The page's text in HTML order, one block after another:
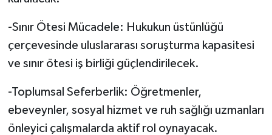
-Sınır Ötesi Mücadele: Hukukun üstünlüğü
çerçevesinde uluslararası soruşturma kapasitesi
ve sınır ötesi iş birliği güçlendirilecek.
-Toplumsal Seferberlik: Öğretmenler,
ebeveynler, sosyal hizmet ve ruh sağlığı uzmanları
önleyici çalışmalarda aktif rol oynayacak.